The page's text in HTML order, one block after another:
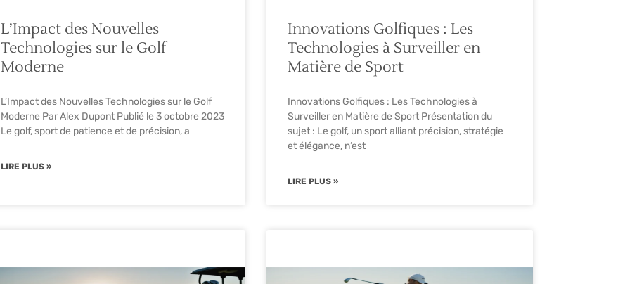
L’Impact des Nouvelles
Technologies sur le Golf
Moderne
L’Impact des Nouvelles Technologies sur le Golf
Moderne Par Alex Dupont Publié le 3 octobre 2023
Le golf, sport de patience et de précision, a
LIRE PLUS »
Innovations Golfiques : Les
Technologies à Surveiller en
Matière de Sport
Innovations Golfiques : Les Technologies à
Surveiller en Matière de Sport Présentation du
sujet : Le golf, un sport alliant précision, stratégie
et élégance, n’est
LIRE PLUS »